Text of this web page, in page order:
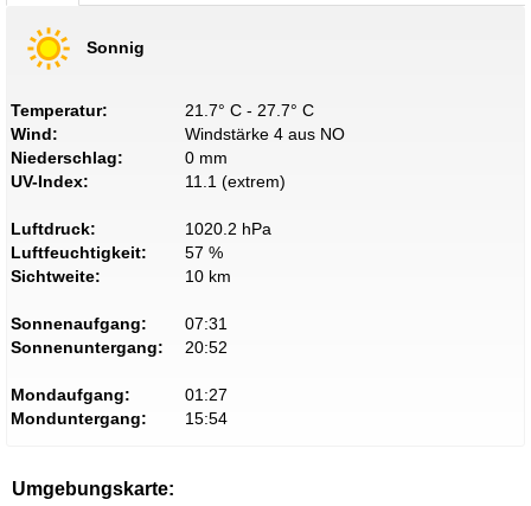
Sonnig
Temperatur:
21.7° C - 27.7° C
Wind:
Windstärke 4 aus NO
Niederschlag:
0 mm
UV-Index:
11.1 (extrem)
Luftdruck:
1020.2 hPa
Luftfeuchtigkeit:
57 %
Sichtweite:
10 km
Sonnenaufgang:
07:31
Sonnenuntergang:
20:52
Mondaufgang:
01:27
Monduntergang:
15:54
Umgebungskarte: